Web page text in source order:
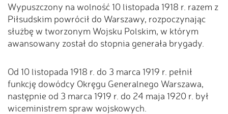
Wypuszczony na wolność 10 listopada 1918 r. razem z
Piłsudskim powrócił do Warszawy, rozpoczynając
służbę w tworzonym Wojsku Polskim, w którym
awansowany został do stopnia generała brygady.
Od 10 listopada 1918 r. do 3 marca 1919 r. pełnił
funkcję dowódcy Okręgu Generalnego Warszawa,
następnie od 3 marca 1919 r. do 24 maja 1920 r. był
wiceministrem spraw wojskowych.